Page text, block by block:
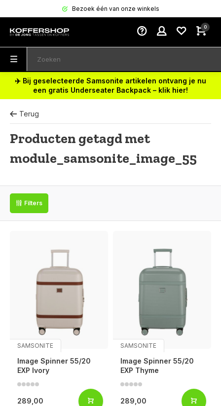
Bezoek één van onze winkels
0
✈️ Bij geselecteerde Samsonite artikelen ontvang je nu
een gratis Underseater Backpack – klik hier!
Terug
Producten getagd met
module_samsonite_image_55
Filters
SAMSONITE
Image Spinner 55/20
EXP Ivory
289,00
SAMSONITE
Image Spinner 55/20
EXP Thyme
289,00